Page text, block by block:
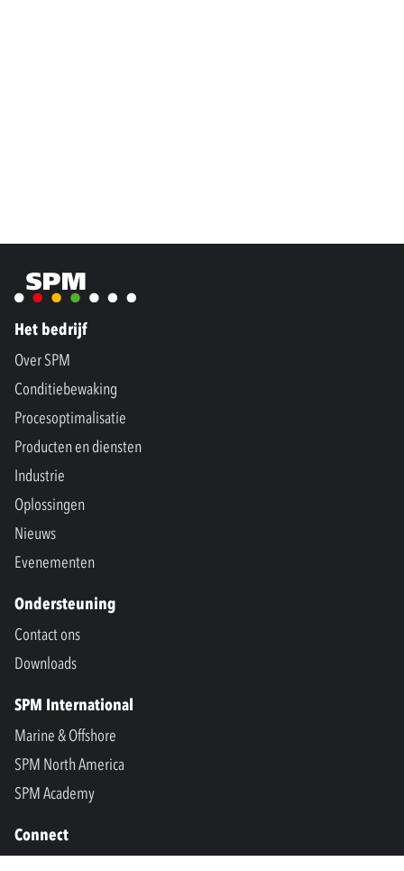
Het bedrijf
Over SPM
Conditiebewaking
Procesoptimalisatie
Producten en diensten
Industrie
Oplossingen
Nieuws
Evenementen
Ondersteuning
Contact ons
Downloads
SPM International
Marine & Offshore
SPM North America
SPM Academy
Connect